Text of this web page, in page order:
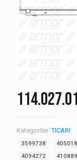
Kategoriler:TICARI
3599738
4094272